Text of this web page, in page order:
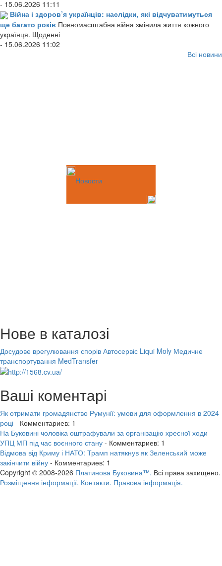
- 15.06.2026 11:11
Війна і здоров’я українців: наслідки, які відчуватимуться
ще багато років Повномасштабна війна змінила життя кожного
українця. Щоденні
- 15.06.2026 11:02
Всі новини
Новости
Нове в каталозі
Досудове врегулювання спорів Автосервіс Liqui Moly Медичне
транспортування MedTransfer
Ваші коментарі
Як отримати громадянство Румунії: умови для оформлення в 2024
році - Комментариев: 1
На Буковині чоловіка оштрафували за організацію хресної ходи
УПЦ МП під час воєнного стану - Комментариев: 1
Відмова від Криму і НАТО: Трамп натякнув як Зеленський може
закінчити війну - Комментариев: 1
Copyright © 2008-2026 Платинова Буковина™. Всі права захищено.
Розміщення інформації. Контакти. Правова інформація.